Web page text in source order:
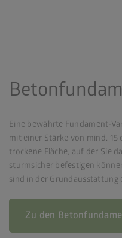
Eine bewährte Fundament-
mit einer Stärke von mind. 15
trockene Fläche, auf der Sie
sturmsicher befestigen
sind in der Grundausstattung
Zu den